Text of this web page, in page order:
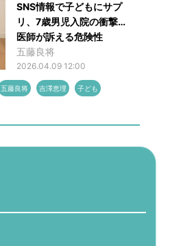
SNS情報で子どもにサプ
リ、7歳男児入院の衝撃…
医師が訴える危険性
五藤良将
2026.04.09 12:00
五藤良将 吉澤恵理 子ども